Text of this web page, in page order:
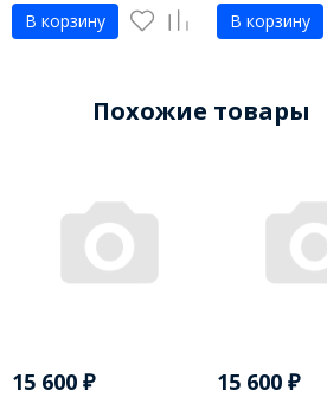
В корзину В корзину
Похожие товары
15 600 ₽ 15 600 ₽